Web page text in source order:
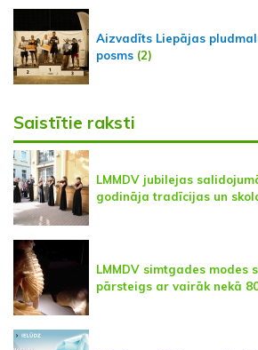
Aizvadīts Liepājas
posms (2)
Saistītie raksti
LMMDV jubilejas
godināja tradīcijas un
LMMDV simtgades modes
pārsteigs ar vairāk nekā